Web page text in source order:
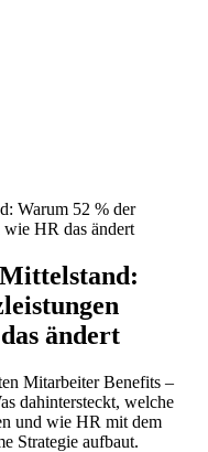
Warum 52 % der
HR das ändert
ändert
Mitarbeiter Benefits –
dahintersteckt, welche
und wie HR mit dem
Strategie aufbaut.